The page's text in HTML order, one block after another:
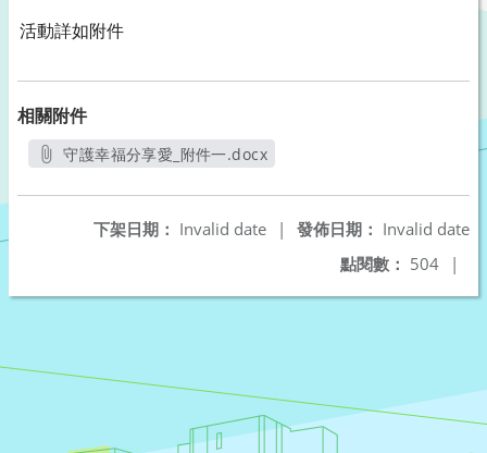
活動詳如附件
相關附件
守護幸福分享愛_附件一.docx
發佈日期： Invalid date
下架日期： Invalid date
|
點閱數： 504 |